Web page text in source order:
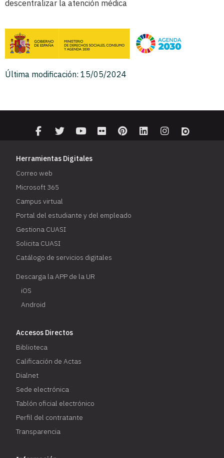
descentralizar la atención médica
Última modificación: 15/05/2024
Herramientas Digitales
Correo web
Microsoft 365
Campus virtual
Portal del estudiante y del empleado
Gestiona CUASI
Solicita CUASI
Catálogo de servicios digitales
Descarga la APP de la UR
iOS
Android
Accesos Directos
Biblioteca
Calificación de Actas
Dialnet
Sede electrónica
Tablón oficial electrónico
Perfil del contratante
Transparencia